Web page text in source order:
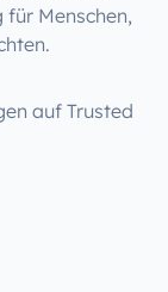
Menschen,
auf Trusted